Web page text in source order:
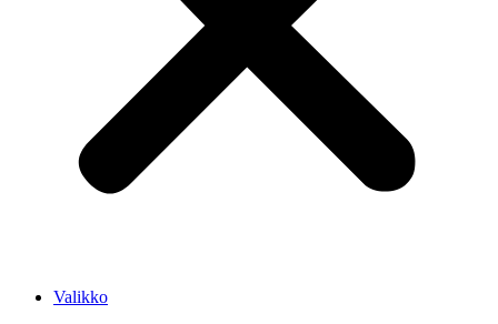
Valikko